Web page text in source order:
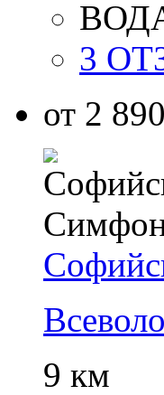
3
от 2
9 км